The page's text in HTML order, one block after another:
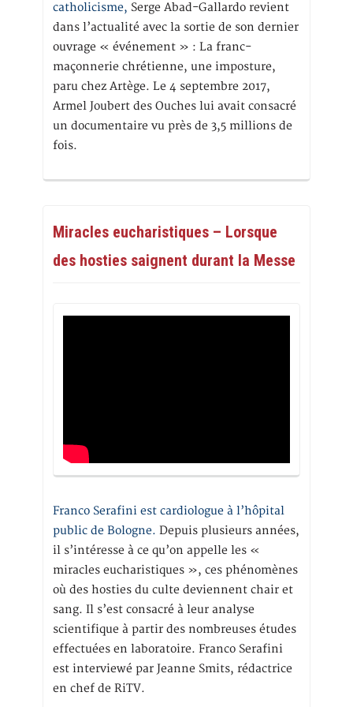
catholicisme, Serge Abad-Gallardo revient
dans l’actualité avec la sortie de son dernier
ouvrage « événement » : La franc-
maçonnerie chrétienne, une imposture,
paru chez Artège. Le 4 septembre 2017,
Armel Joubert des Ouches lui avait consacré
un documentaire vu près de 3,5 millions de
fois.
Miracles eucharistiques – Lorsque
des hosties saignent durant la Messe
Franco Serafini est cardiologue à l’hôpital
public de Bologne. Depuis plusieurs années,
il s’intéresse à ce qu’on appelle les «
miracles eucharistiques », ces phénomènes
où des hosties du culte deviennent chair et
sang. Il s’est consacré à leur analyse
scientifique à partir des nombreuses études
effectuées en laboratoire. Franco Serafini
est interviewé par Jeanne Smits, rédactrice
en chef de RiTV.